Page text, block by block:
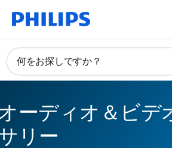
何をお探しですか？
ーディオ＆ビデ
リー